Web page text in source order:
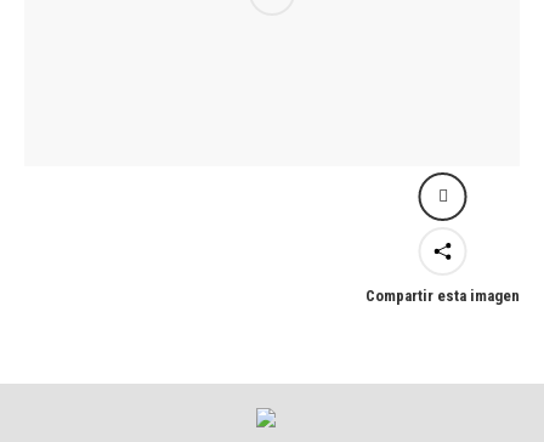
Compartir esta imagen